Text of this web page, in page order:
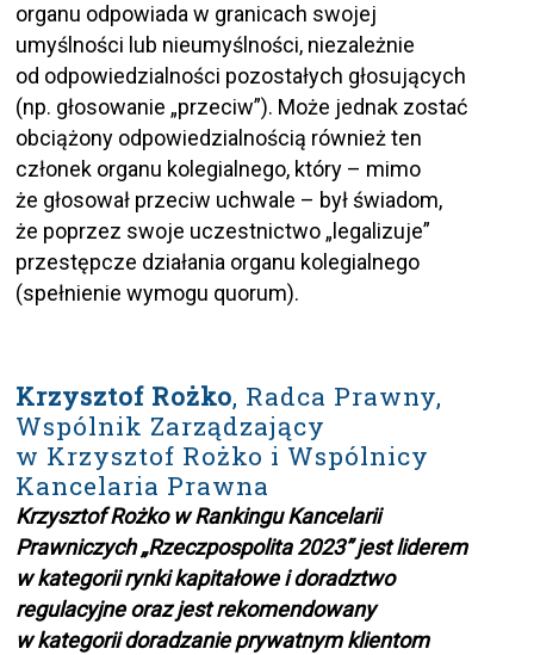
organu odpowiada w granicach swojej
umyślności lub nieumyślności, niezależnie
od odpowiedzialności pozostałych głosujących
(np. głosowanie „przeciw”). Może jednak zostać
obciążony odpowiedzialnością również ten
członek organu kolegialnego, który – mimo
że głosował przeciw uchwale – był świadom,
że poprzez swoje uczestnictwo „legalizuje”
przestępcze działania organu kolegialnego
(spełnienie wymogu quorum).
Krzysztof Rożko, Radca Prawny,
Wspólnik Zarządzający
w Krzysztof Rożko i Wspólnicy
Kancelaria Prawna
Krzysztof Rożko w Rankingu Kancelarii
Prawniczych „Rzeczpospolita 2023” jest liderem
w kategorii rynki kapitałowe i doradztwo
regulacyjne oraz jest rekomendowany
w kategorii doradzanie prywatnym klientom